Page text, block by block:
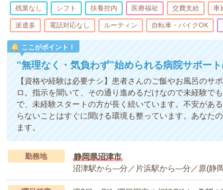
残業なし シフト 扶養控内 医療福祉 交費支給 車
派遣多 電話対応なし ルーティン 自転車・バイクOK
ここがポイント！
“無理なく・気負わず”始められる病院サポー
【資格や経験は必要ナシ】患者さんのご飯やお風呂のサ
ロ。指示を聞いて、その通り進めるだけなので未経験で
で、未経験スタートの方が長く続いています。不安があ
らないことはすぐに聞ける環境も整っています。あなた
ます。
勤務地
静岡県沼津市
沼津駅から---分／片浜駅から---分／原(静